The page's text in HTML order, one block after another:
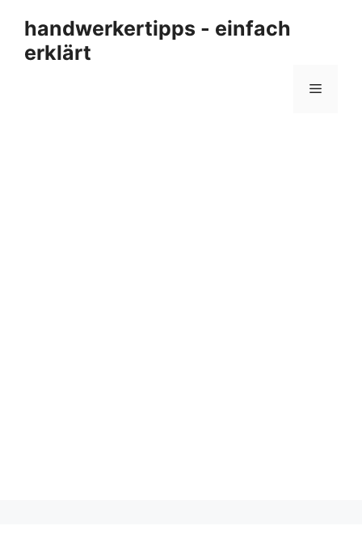
Inhalt
springen
handwerkertipps - einfach
erklärt
Menü